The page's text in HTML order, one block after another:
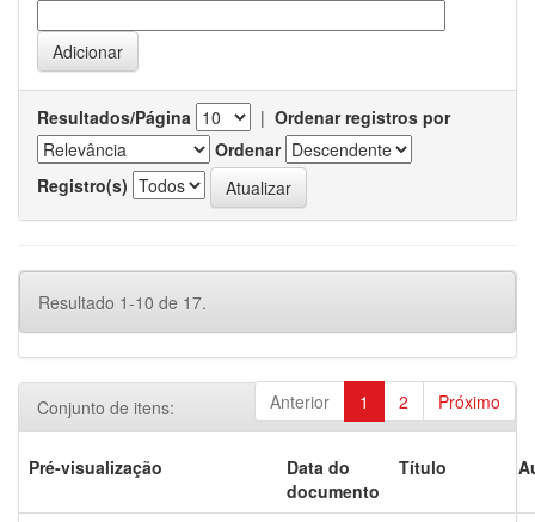
Resultados/Página | Ordenar registros por
Ordenar
Registro(s)
Resultado 1-10 de 17.
Anterior 1 2 Próximo
Conjunto de itens:
Pré-visualização
Data do
documento
Título